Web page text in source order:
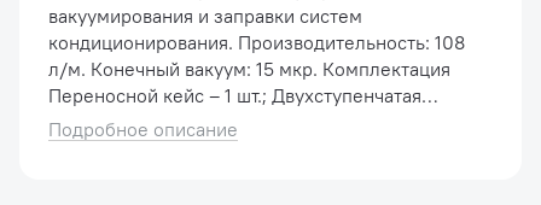
вакуумирования и заправки систем
кондиционирования. Производительность: 108
л/м. Конечный вакуум: 15 мкр. Комплектация
Переносной кейс – 1 шт.; Двухступенчатая
вакуумная помпа - 1 шт.; Четырехвентильный
манометрический коллектор...
Подробное описание